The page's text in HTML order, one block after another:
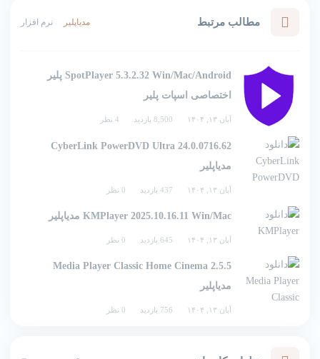
مطالب مرتبط مدیاپلیر نرم افزار
SpotPlayer 5.3.2.32 Win/Mac/Android پلیر
اختصاصی اسپات پلیر
آبان ۱۳, ۱۴۰۴ 8,500 بازدید 4 نظر
CyberLink PowerDVD Ultra 24.0.0716.62
مدیاپلیر
آبان ۱۳, ۱۴۰۴ 437 بازدید 0 نظر
KMPlayer 2025.10.16.11 Win/Mac مدیاپلیر
آبان ۱۳, ۱۴۰۴ 645 بازدید 0 نظر
Media Player Classic Home Cinema 2.5.5
مدیاپلیر
آبان ۱۳, ۱۴۰۴ 756 بازدید 0 نظر